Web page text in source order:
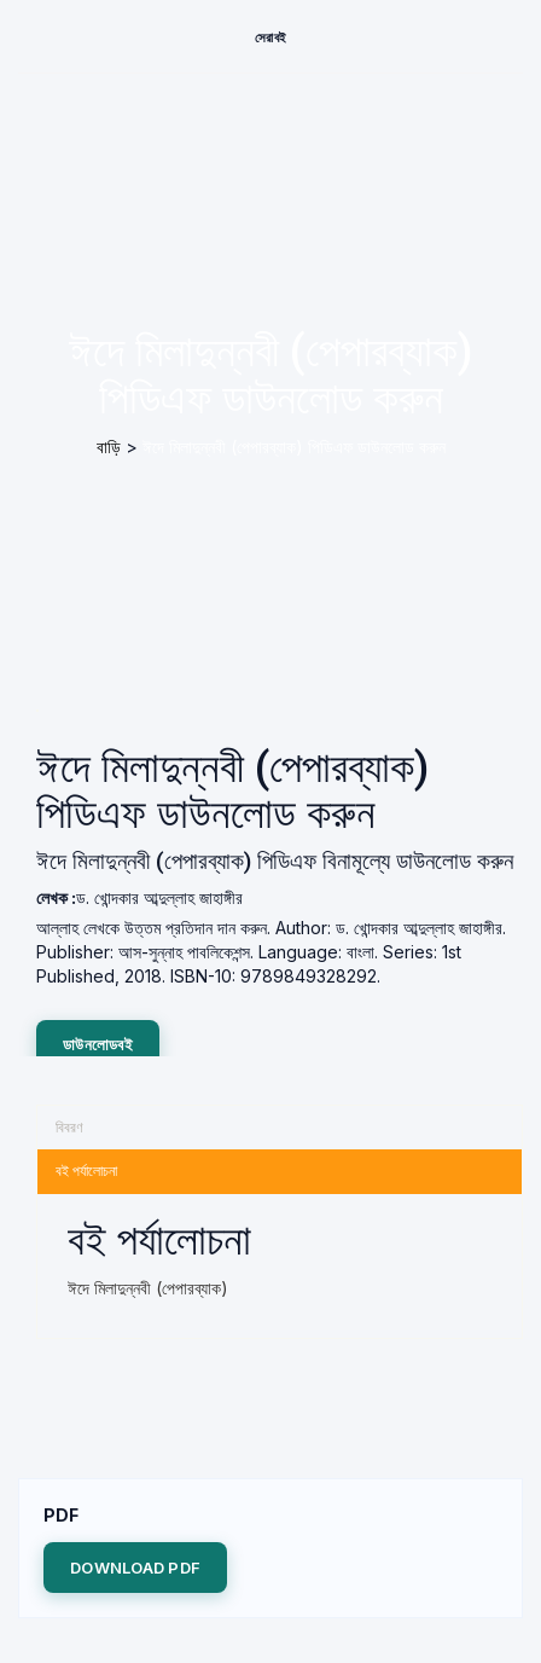
সেরা বই
বাড়ি>
ঈদে মিলাদুন্নবী (পেপারব্যাক)
পিডিএফ ডাউনলোড করুন
ঈদে মিলাদুন্নবী (পেপারব্যাক) পিডিএফ বিনামূল্যে ডাউনলোড করুন
লেখক :ড. খোন্দকার আব্দুল্লাহ জাহাঙ্গীর
আল্লাহ লেখকে উত্তম প্রতিদান দান করুন. Author: ড. খোন্দকার আব্দুল্লাহ জাহাঙ্গীর.
Publisher: আস-সুন্নাহ পাবলিকেশন্স. Language: বাংলা. Series: 1st
Published, 2018. ISBN-10: 9789849328292.
ডাউনলোডবই
বিবরণ
বই পর্যালোচনা
বই পর্যালোচনা
ঈদে মিলাদুন্নবী (পেপারব্যাক)
PDF
DOWNLOAD PDF